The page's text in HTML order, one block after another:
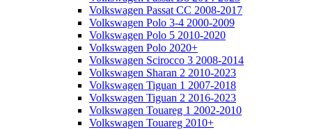
Volkswagen Passat CC 2008-2017
Volkswagen Polo 3-4 2000-2009
Volkswagen Polo 5 2010-2020
Volkswagen Polo 2020+
Volkswagen Scirocco 3 2008-2014
Volkswagen Sharan 2 2010-2023
Volkswagen Tiguan 1 2007-2018
Volkswagen Tiguan 2 2016-2023
Volkswagen Touareg 1 2002-2010
Volkswagen Touareg 2010+